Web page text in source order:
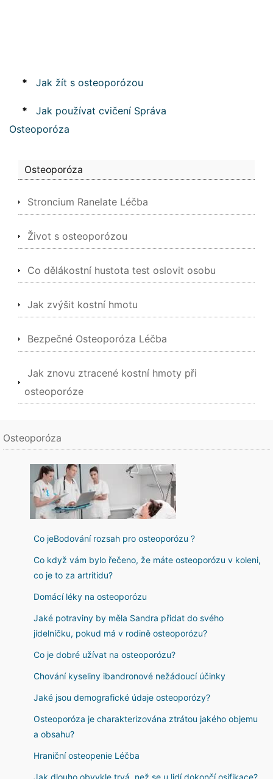
* Jak žít s osteoporózou
*
Jak používat cvičení Správa
Osteoporóza
Osteoporóza
Stroncium Ranelate Léčba
Život s osteoporózou
Co dělákostní hustota test oslovit osobu
Jak zvýšit kostní hmotu
Bezpečné Osteoporóza Léčba
Jak znovu ztracené kostní hmoty při
osteoporóze
Osteoporóza
Co jeBodování rozsah pro osteoporózu ?
Co když vám bylo řečeno, že máte osteoporózu v koleni,
co je to za artritidu?
Domácí léky na osteoporózu
Jaké potraviny by měla Sandra přidat do svého
jídelníčku, pokud má v rodině osteoporózu?
Co je dobré užívat na osteoporózu?
Chování kyseliny ibandronové nežádoucí účinky
Jaké jsou demografické údaje osteoporózy?
Osteoporóza je charakterizována ztrátou jakého objemu
a obsahu?
Hraniční osteopenie Léčba
Jak dlouho obvykle trvá, než se u lidí dokončí osifikace?